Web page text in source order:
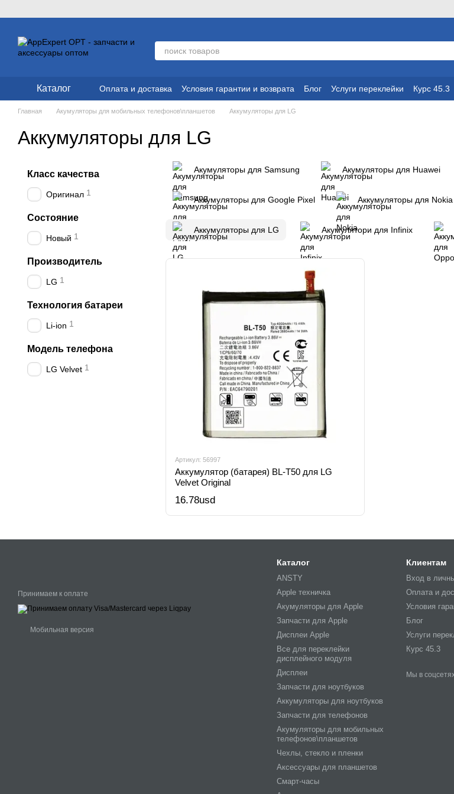
Каталог Оплата и доставка Условия гарантии и возврата Блог Услуги переклейки Курс 45.3
Главная Акумуляторы для мобильных телефонов\планшетов Аккумуляторы для LG
Аккумуляторы для LG
Акумуляторы для Samsung Акумуляторы для Huawei
Аккумуляторы для Google Pixel Аккумуляторы для Nokia
Аккумуляторы для LG Акумулятори для Infinix
Артикул: 56997
Аккумулятор (батарея) BL-T50 для LG
Velvet Original
16.78usd
Класс качества
Оригинал 1
Состояние
Новый 1
Производитель
LG 1
Технология батареи
Li-ion 1
Модель телефона
LG Velvet 1
Принимаем к оплате
Мобильная версия
Каталог
ANSTY
Apple техничка
Акумуляторы для Apple
Запчасти для Apple
Дисплеи Apple
Все для переклейки
дисплейного модуля
Дисплеи
Запчасти для ноутбуков
Аккумуляторы для ноутбуков
Запчасти для телефонов
Акумуляторы для мобильных
телефонов\планшетов
Чехлы, стекло и пленки
Аксессуары для планшетов
Смарт-часы
Клиентам
Вход в
Оплата и
Условия
Блог
Услуги
Курс 45.3
Мы в